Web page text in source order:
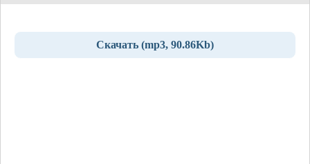
Скачать (mp3, 90.86Kb)